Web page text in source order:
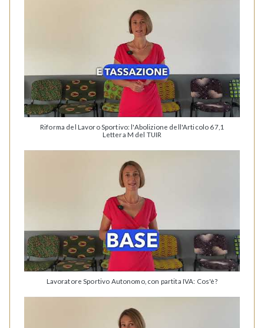
Riforma del Lavoro Sportivo: l'Abolizione dell'Articolo 67,1
Lettera M del TUIR
Lavoratore Sportivo Autonomo, con partita IVA: Cos'è?